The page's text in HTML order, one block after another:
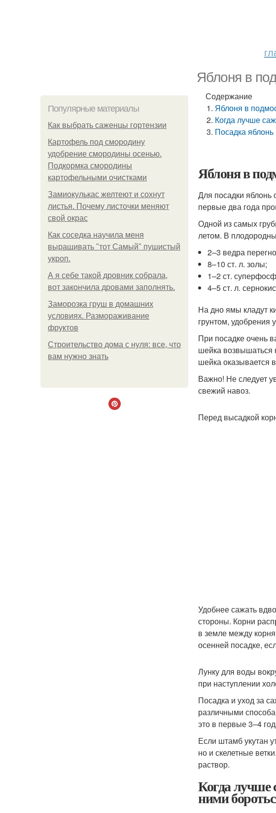
Яблоня в
Популярные материалы
Как выбрать саженцы гортензии
Картофель под смородину
удобрение смородины осенью.
Подкормка смородины
картофельными очистками
Замиокулькас желтеют и сохнут
листья. Почему листочки меняют
свой окрас
Как соседка научила меня
выращивать "тот Самый" пушистый
укроп.
А я себе такой дровник собрала,
вот закончила дровами заполнять.
Заморозка груш в домашних
условиях. Размораживание
фруктов
Строительство дома с нуля: все, что
вам нужно знать
Содержание
Яблоня в
Когда лучше
Посадка яблонь
Яблоня в
Для посадки яблонь
первые два года
Одной из самых
летом. В
2–3 ведра
8–10 ст. л. золы;
1–2 ст.
4–5 ст. л.
На дно ямы кладут
грунтом, удобрения
При посадке очень
шейка возвышаться
шейка оказывается
Важно! Не следует
свежий навоз.
Перед высадкой
Удобнее сажать
стороны. Корни
в земле между
осенней посадке,
Лунку для воды
при наступлении
Посадка и уход за
различными
это в первые 3–4
Если штамб укутан
но и скелетные
раствор.
Когда лучше
ними